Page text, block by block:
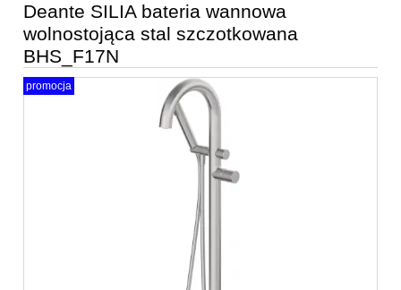
Deante SILIA bateria wannowa
wolnostojąca stal szczotkowana
BHS_F17N
promocja